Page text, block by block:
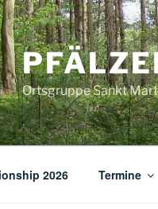
Ortsgruppe Sankt
2026 Termine